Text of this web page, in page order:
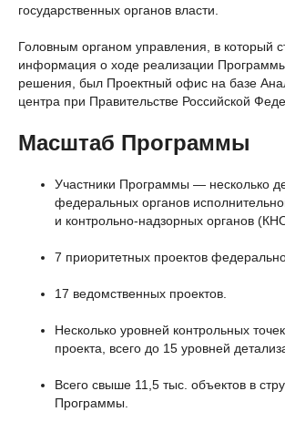
государственных органов власти.
Головным органом управления, в который
информация о ходе реализации
решения, был Проектный офис на базе
центра при Правительстве Российской
Масштаб Программы
Участники Программы — несколько
федеральных органов
и контрольно-надзорных органов
7 приоритетных проектов
17 ведомственных проектов.
Несколько уровней контрольных
проекта, всего до 15 уровней
Всего свыше 11,5 тыс. объектов в
Программы.